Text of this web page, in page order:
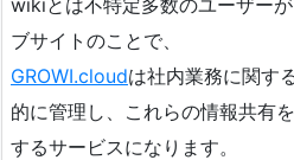
ブサイトのことで、
GROWI.cloudは社内業務に関す
的に管理し、これらの情報共有
するサービスになります。